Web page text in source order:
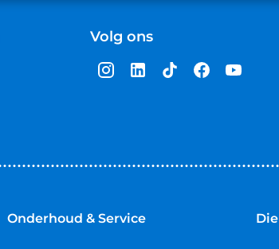
Volg ons
Onderhoud & Service